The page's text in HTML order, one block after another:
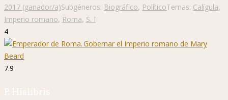
2017 (ganador/a)Subgéneros: Biográfico, PolíticoTemas: Calígula,
Imperio romano, Roma, S. I
4
7.9
P. Hislibris